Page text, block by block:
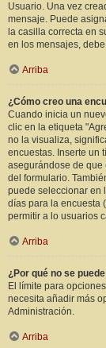
Usuario. Una vez
mensaje. Puede
la casilla correcta en
en los mensajes,
Arriba
¿Cómo creo una
Cuando inicia un
clic en la etiqueta
no la visualiza,
encuestas. Inserte un
asegurándose de
del formulario.
puede seleccionar en
días para la encuesta
permitir a lo usuarios
Arriba
¿Por qué no se
El límite para
necesita añadir más
Administración.
Arriba